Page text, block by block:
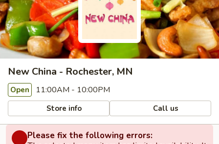
New China - Rochester, MN
Open 11:00AM - 10:00PM
Store info Call us
Please fix the following errors: